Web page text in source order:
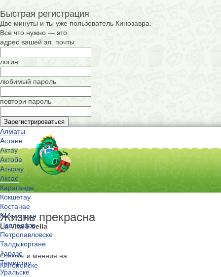
Быстрая регистрация
Две минуты и ты уже пользователь Кинозавра.
Все что нужно — это:
адрес вашей эл. почты
логин
любимый пароль
повтори пароль
Алматы
Астане
Актау
Актобе
Атырау
Аксае
Караганде
Кокшетау
Костанае
Кызылорде
Павлодаре
Петропавловске
Талдыкоргане
Таразе
Темиртау
Уральске
Жизнь прекрасна
La Vita è bella
Отзывы и мнения на
Кинопоиске